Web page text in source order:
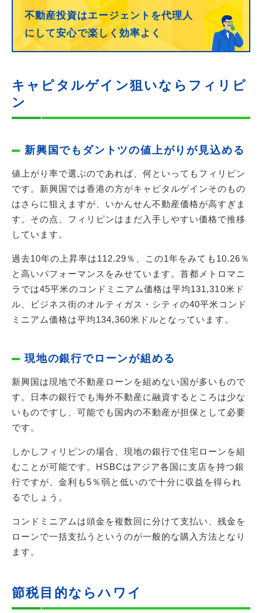
不動産投資はエージェントを代理人
にして安心で楽しく効率よく
キャピタルゲイン狙いならフィリピ
ン
新興国でもダントツの値上がりが見込める
値上がり率で選ぶのであれば、何といってもフィリピン
です。新興国では香港の方がキャピタルゲインそのもの
はさらに狙えますが、いかんせん不動産価格が高すぎま
す。その点、フィリピンはまだ入手しやすい価格で推移
しています。
過去10年の上昇率は112.29％、この1年をみても10.26％
と高いパフォーマンスをみせています。首都メトロマニ
ラでは45平米のコンドミニアム価格は平均131,310米ド
ル、ビジネス街のオルティガス・シティの40平米コンド
ミニアム価格は平均134,360米ドルとなっています。
現地の銀行でローンが組める
新興国は現地で不動産ローンを組めない国が多いもので
す。日本の銀行でも海外不動産に融資するところは少な
いものですし、可能でも国内の不動産が担保として必要
です。
しかしフィリピンの場合、現地の銀行で住宅ローンを組
むことが可能です。HSBCはアジア各国に支店を持つ銀
行ですが、金利も5％弱と低いので十分に収益を得られ
るでしょう。
コンドミニアムは頭金を複数回に分けて支払い、残金を
ローンで一括支払うというのが一般的な購入方法となり
ます。
節税目的ならハワイ